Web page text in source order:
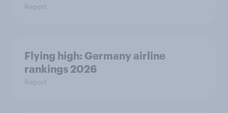
Report
Flying high: Germany airline
rankings 2026
Report